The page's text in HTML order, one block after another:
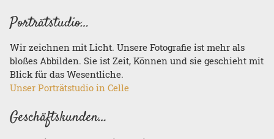
Porträtstudio…
Wir zeichnen mit Licht. Unsere Fotografie ist mehr als
bloßes Abbilden. Sie ist Zeit, Können und sie geschieht mit
Blick für das Wesentliche.
Unser Porträtstudio in Celle
Geschäftskunden…